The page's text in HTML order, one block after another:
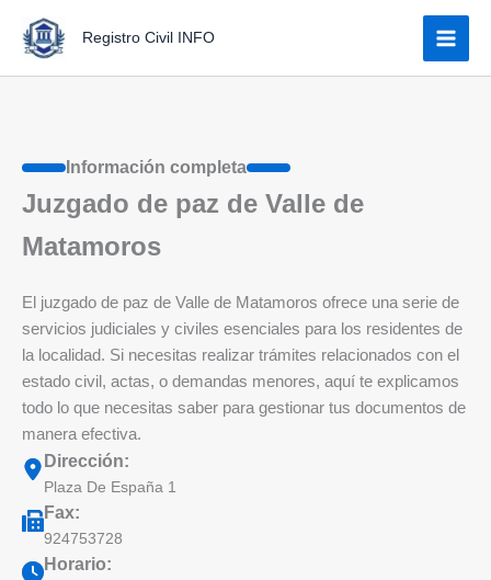
contenido
Registro Civil INFO
Información completa
Juzgado de paz de Valle de
Matamoros
El juzgado de paz de Valle de Matamoros ofrece una serie de
servicios judiciales y civiles esenciales para los residentes de
la localidad. Si necesitas realizar trámites relacionados con el
estado civil, actas, o demandas menores, aquí te explicamos
todo lo que necesitas saber para gestionar tus documentos de
manera efectiva.
Dirección:
Plaza De España 1
Fax:
924753728
Horario: